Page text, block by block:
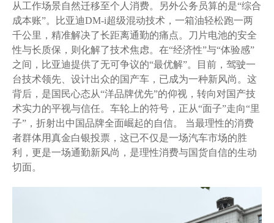
从工作场景自然迁移至个人消费。另外公务员算的是“综合
成本账”。比亚迪DM-i超级混动技术，一箱油轻松跑一两
千公里，精准解决了长距离通勤的痛点。刀片电池的安全
性与长质保，则化解了技术焦虑。在“经济性”与“体验感”
之间，比亚迪提供了无可争议的“最优解”。目前，驾驶一
台技术领先、设计出众的国产车，已成为一种新风尚。这
背后，是国民心态从“洋品牌优先”的仰视，转向对国产技
术实力的平视与信任。车轮上的符号，正从“面子”走向“里
子”，折射出中国品牌全面崛起的自信。 当最理性的消费
者群体用真金白银投票，这已不仅是一场汽车市场的胜
利，更是一场通勤新风尚，是理性消费与国货自信的生动
切面。